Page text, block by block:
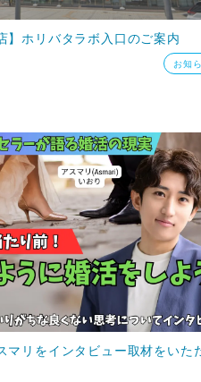
】ホリバタラボ入口のご案内
お知
マリをインタビュー取材をいた